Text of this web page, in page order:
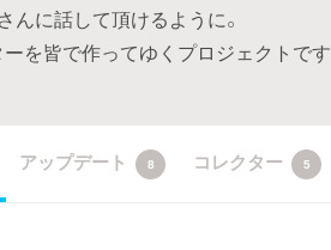
んに話して頂けるように。
を皆で作ってゆくプロジェクトです
アップデート 8 コレクター 5